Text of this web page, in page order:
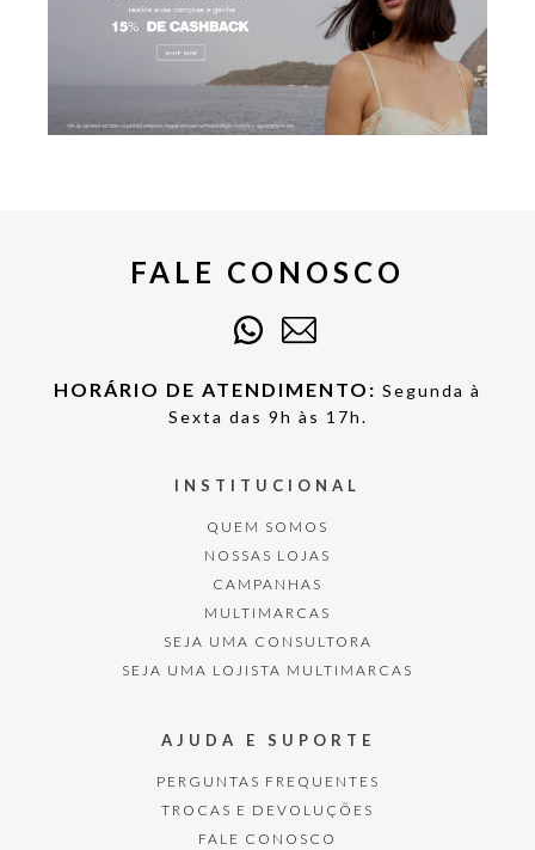
FALE CONOSCO
HORÁRIO DE ATENDIMENTO: Segunda à
Sexta das 9h às 17h.
INSTITUCIONAL
QUEM SOMOS
NOSSAS LOJAS
CAMPANHAS
MULTIMARCAS
SEJA UMA CONSULTORA
SEJA UMA LOJISTA MULTIMARCAS
AJUDA E SUPORTE
PERGUNTAS FREQUENTES
TROCAS E DEVOLUÇÕES
FALE CONOSCO